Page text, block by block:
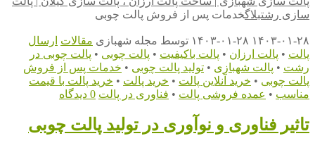
سازی رشتبلاگخدمات پس از فروش پالت چوبی
۱۴۰۳-۰۱-۲۸ ۱۴۰۳-۰۱-۲۸ توسط مجله شهبازی مقالات ارسال
پالت • پالت ارزان • پالت باکیفیت • پالت چوبی • پالت چوبی در
رشت • پالت شهبازی • تولید پالت چوبی • خدمات پس از فروش
پالت چوبی • خرید آنلاین پالت • خرید پالت • خرید پالت با قیمت
مناسب • عمده فروشی پالت • فناوری در پالت 0 دیدگاه
تاثیر فناوری و نوآوری در تولید پالت چوبی